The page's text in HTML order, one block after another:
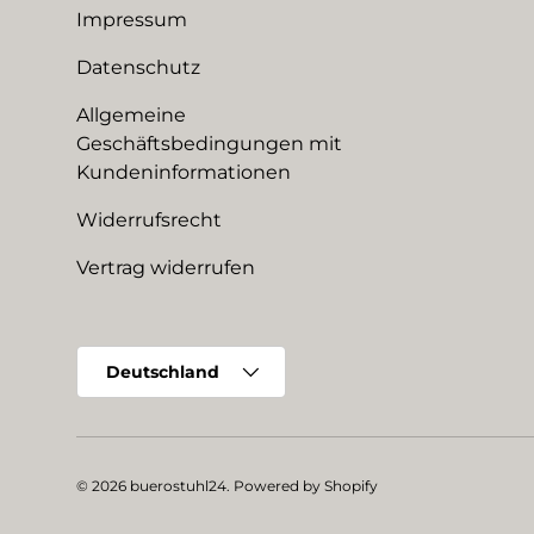
Impressum
Datenschutz
Allgemeine
Geschäftsbedingungen mit
Kundeninformationen
Widerrufsrecht
Vertrag widerrufen
Deutschland
© 2026 buerostuhl24. Powered by Shopify